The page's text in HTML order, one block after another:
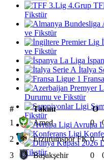
Fikstür
ve Fikstür
ve Fikstür
İtalya
Durumu ve Fikstür
Fikstür
Avrupa
Fikstür
# Takım O
1
Amed 0
2
Erzurumspor FK 0
3
Başakşehir 0